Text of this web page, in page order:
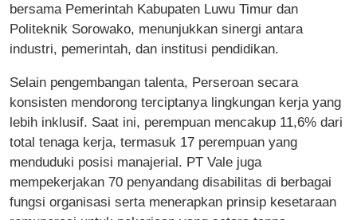
bersama Pemerintah Kabupaten Luwu Timur dan
Politeknik Sorowako, menunjukkan sinergi antara
industri, pemerintah, dan institusi pendidikan.
Selain pengembangan talenta, Perseroan secara
konsisten mendorong terciptanya lingkungan kerja yang
lebih inklusif. Saat ini, perempuan mencakup 11,6% dari
total tenaga kerja, termasuk 17 perempuan yang
menduduki posisi manajerial. PT Vale juga
mempekerjakan 70 penyandang disabilitas di berbagai
fungsi organisasi serta menerapkan prinsip kesetaraan